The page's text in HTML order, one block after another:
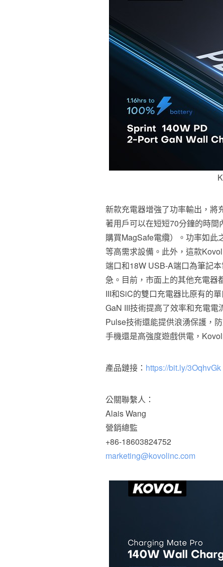
新款充電器增強了功率輸出，將
著用戶可以在短短70分鐘的時
購買MagSafe電纜）。功率如此
等高需求設備。此外，這款
端口和18W USB-A端口為筆記
急。目前，市面上的其他充電器
III和SiC的雙口充電器比原有的
GaN III技術提高了效率和充電
Pulse技術還能提供浪湧保護，
手機還是高強度遊戲供電，
產品鏈接： https://bit.ly/3OqhvGk
公關聯繫人：
Alais Wang
營銷總監
+86-18603824752
marketing@kovolinc.com